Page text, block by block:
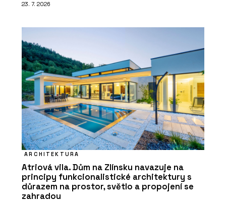
23. 7. 2026
ARCHITEKTURA
Atriová vila. Dům na Zlínsku navazuje na
principy funkcionalistické architektury s
důrazem na prostor, světlo a propojení se
zahradou